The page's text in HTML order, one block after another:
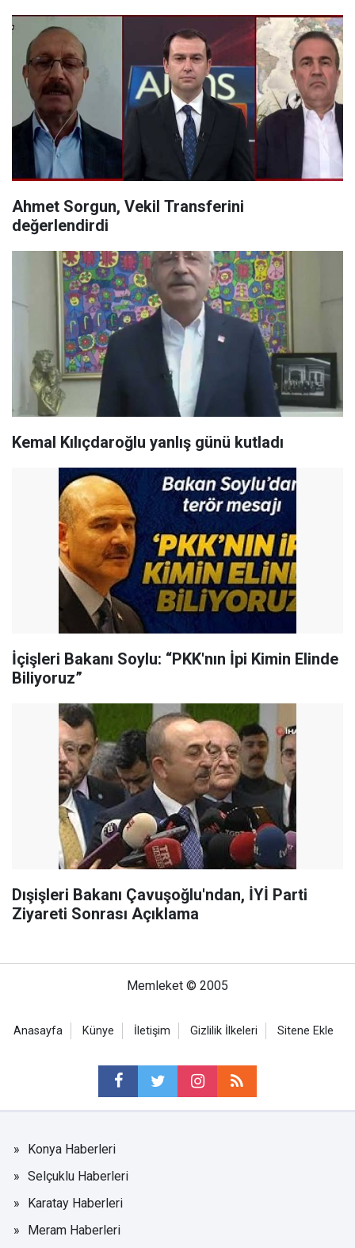
Ahmet Sorgun, Vekil Transferini
değerlendirdi
Kemal Kılıçdaroğlu yanlış günü kutladı
İçişleri Bakanı Soylu: “PKK'nın İpi Kimin Elinde
Biliyoruz”
Dışişleri Bakanı Çavuşoğlu'ndan, İYİ Parti
Ziyareti Sonrası Açıklama
Memleket © 2005
Anasayfa Künye İletişim Gizlilik İlkeleri Sitene Ekle
Konya Haberleri
Selçuklu Haberleri
Karatay Haberleri
Meram Haberleri